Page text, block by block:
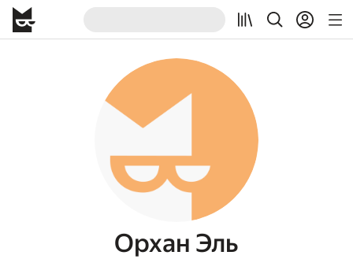
Орхан Эль